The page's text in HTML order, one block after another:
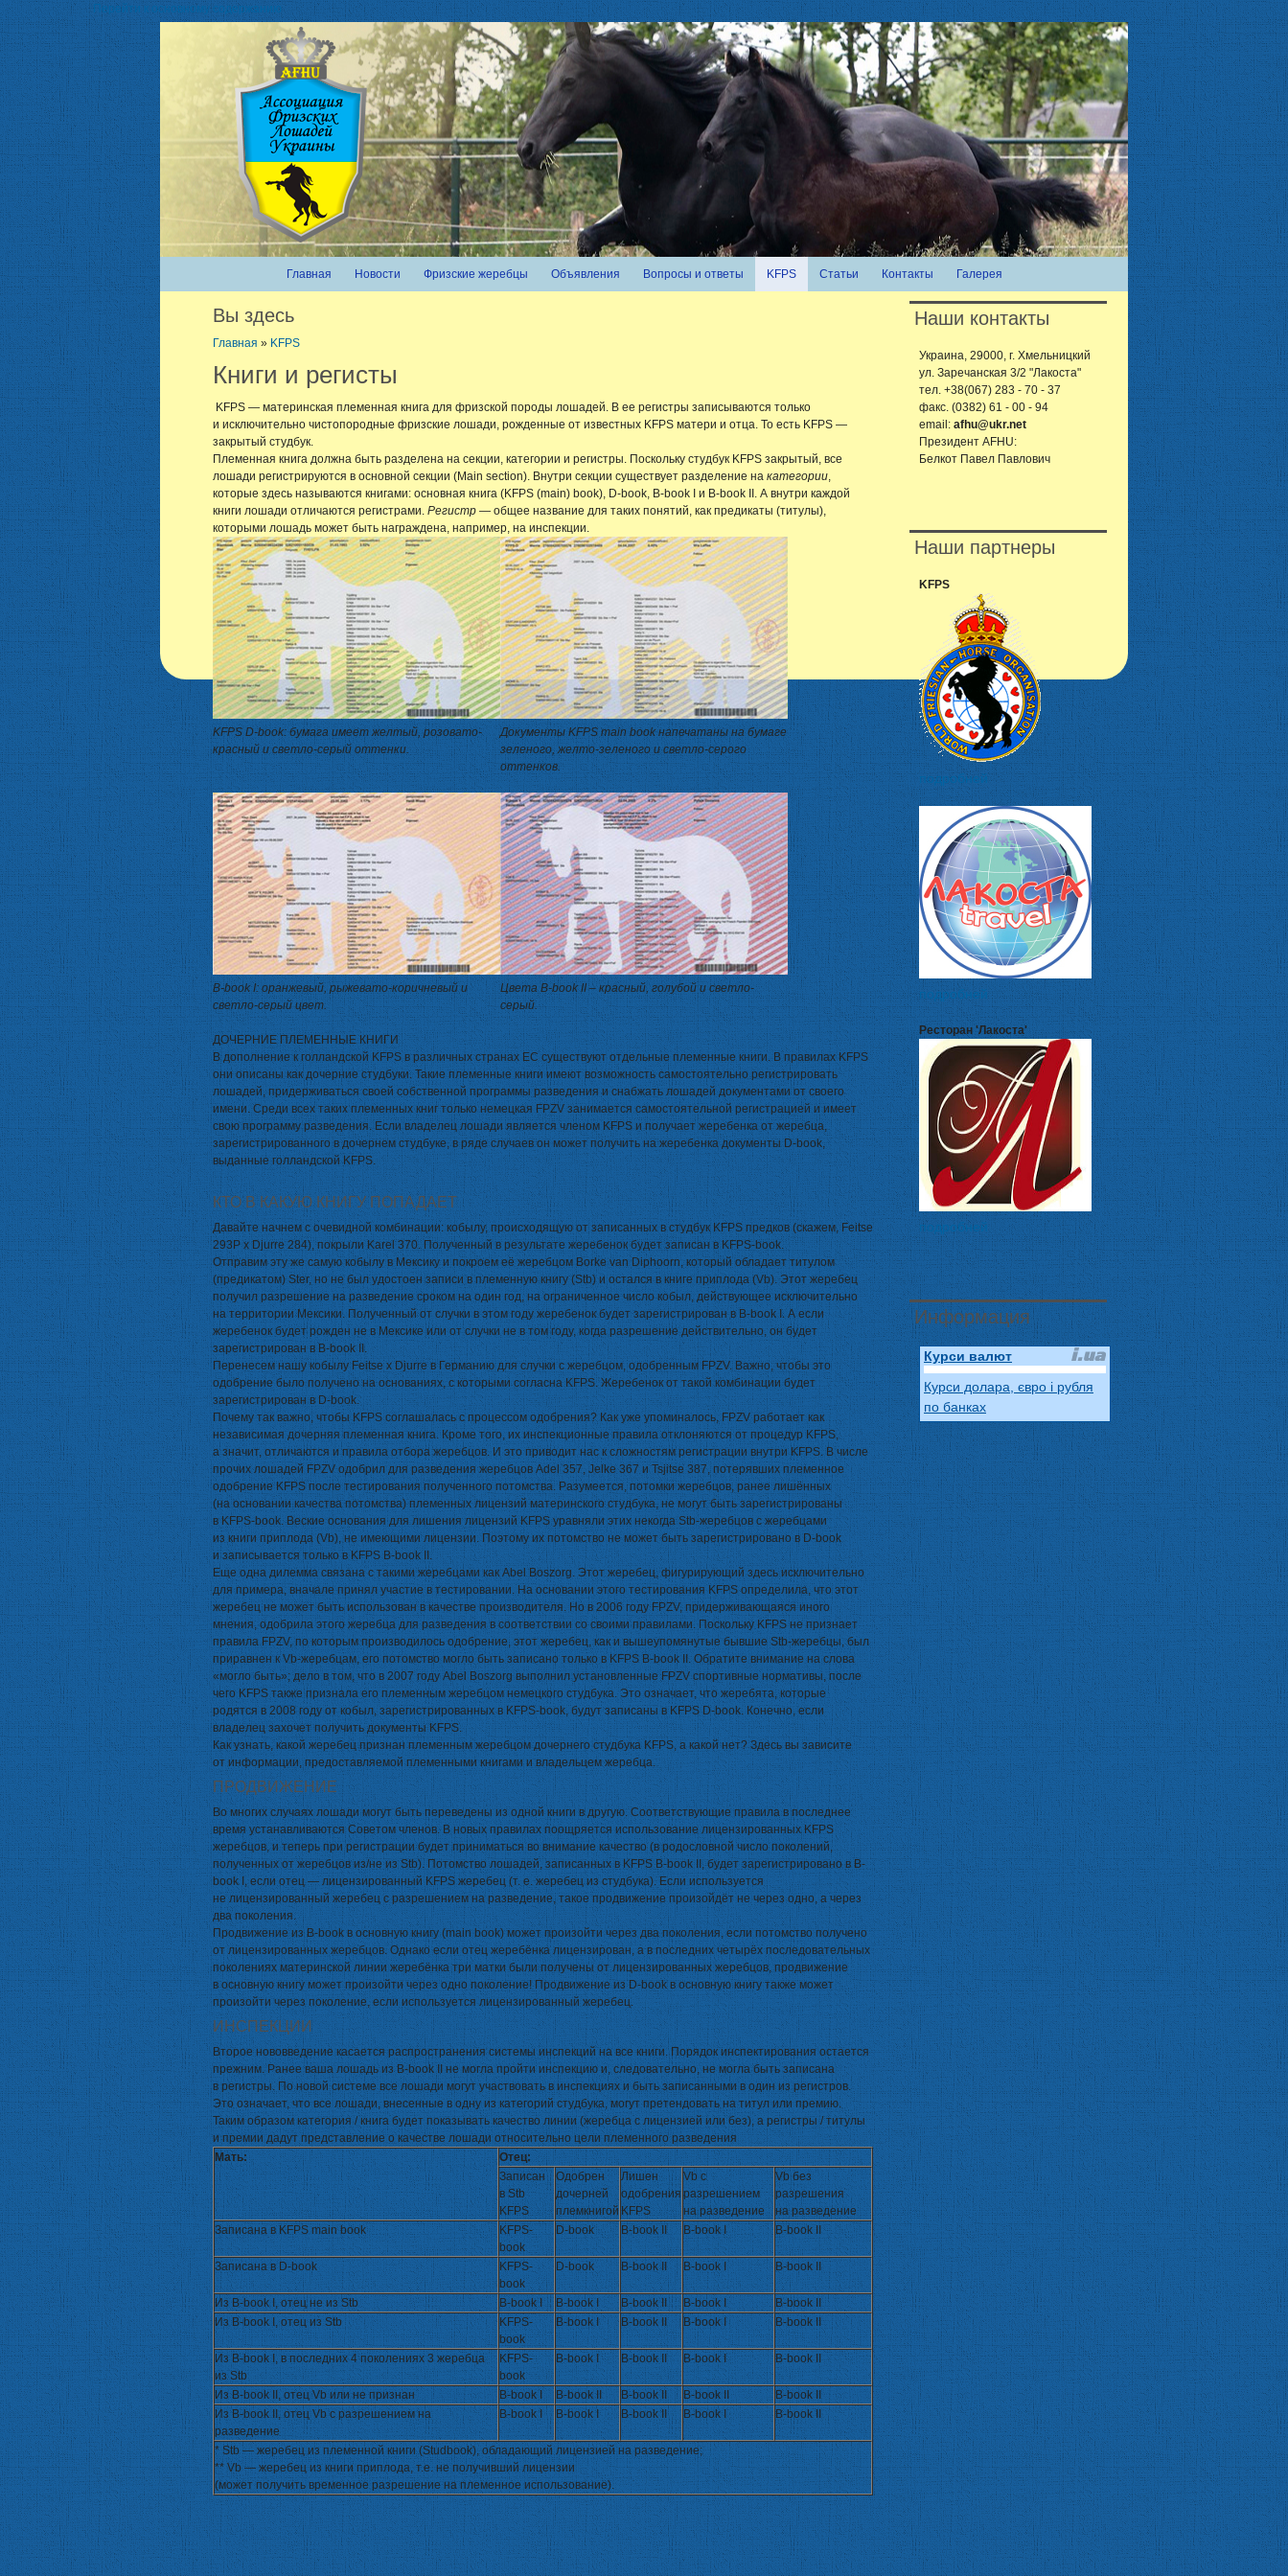
Перейти к основному содержанию
Главная Новости Фризские жеребцы Объявления Вопросы и ответы KFPS Статьи Контакты Галерея
Вы здесь
Главная » KFPS
Книги и регисты
KFPS — материнская племенная книга для фризской породы лошадей. В ее регистры записываются только
и исключительно чистопородные фризские лошади, рожденные от известных KFPS матери и отца. То есть KFPS —
закрытый студбук.
Племенная книга должна быть разделена на секции, категории и регистры. Поскольку студбук KFPS закрытый, все
лошади регистрируются в основной секции (Main section). Внутри секции существует разделение на категории,
которые здесь называются книгами: основная книга (KFPS (main) book), D-book, B-book I и B-book II. А внутри каждой
книги лошади отличаются регистрами. Регистр — общее название для таких понятий, как предикаты (титулы),
которыми лошадь может быть награждена, например, на инспекции.
KFPS D-book: бумага имеет желтый, розовато-
красный и светло-серый оттенки.
Документы KFPS main book напечатаны на бумаге
зеленого, желто-зеленого и светло-серого
оттенков.
B-book I: оранжевый, рыжевато-коричневый и
светло-серый цвет.
Цвета B-book II – красный, голубой и светло-
серый.
ДОЧЕРНИЕ ПЛЕМЕННЫЕ КНИГИ
В дополнение к голландской KFPS в различных странах ЕС существуют отдельные племенные книги. В правилах KFPS
они описаны как дочерние студбуки. Такие племенные книги имеют возможность самостоятельно регистрировать
лошадей, придерживаться своей собственной программы разведения и снабжать лошадей документами от своего
имени. Среди всех таких племенных книг только немецкая FPZV занимается самостоятельной регистрацией и имеет
свою программу разведения. Если владелец лошади является членом KFPS и получает жеребенка от жеребца,
зарегистрированного в дочернем студбуке, в ряде случаев он может получить на жеребенка документы D-book,
выданные голландской KFPS.
КТО В КАКУЮ КНИГУ ПОПАДАЕТ
Давайте начнем с очевидной комбинации: кобылу, происходящую от записанных в студбук KFPS предков (скажем, Feitse
293P x Djurre 284), покрыли Karel 370. Полученный в результате жеребенок будет записан в KFPS-book.
Отправим эту же самую кобылу в Мексику и покроем её жеребцом Borke van Diphoorn, который обладает титулом
(предикатом) Ster, но не был удостоен записи в племенную книгу (Stb) и остался в книге приплода (Vb). Этот жеребец
получил разрешение на разведение сроком на один год, на ограниченное число кобыл, действующее исключительно
на территории Мексики. Полученный от случки в этом году жеребенок будет зарегистрирован в B-book I. А если
жеребенок будет рожден не в Мексике или от случки не в том году, когда разрешение действительно, он будет
зарегистрирован в B-book II.
Перенесем нашу кобылу Feitse x Djurre в Германию для случки с жеребцом, одобренным FPZV. Важно, чтобы это
одобрение было получено на основаниях, с которыми согласна KFPS. Жеребенок от такой комбинации будет
зарегистрирован в D-book.
Почему так важно, чтобы KFPS соглашалась с процессом одобрения? Как уже упоминалось, FPZV работает как
независимая дочерняя племенная книга. Кроме того, их инспекционные правила отклоняются от процедур KFPS,
а значит, отличаются и правила отбора жеребцов. И это приводит нас к сложностям регистрации внутри KFPS. В числе
прочих лошадей FPZV одобрил для разведения жеребцов Adel 357, Jelke 367 и Tsjitse 387, потерявших племенное
одобрение KFPS после тестирования полученного потомства. Разумеется, потомки жеребцов, ранее лишённых
(на основании качества потомства) племенных лицензий материнского студбука, не могут быть зарегистрированы
в KFPS-book. Веские основания для лишения лицензий KFPS уравняли этих некогда Stb-жеребцов с жеребцами
из книги приплода (Vb), не имеющими лицензии. Поэтому их потомство не может быть зарегистрировано в D-book
и записывается только в KFPS B-book II.
Еще одна дилемма связана с такими жеребцами как Abel Boszorg. Этот жеребец, фигурирующий здесь исключительно
для примера, вначале принял участие в тестировании. На основании этого тестирования KFPS определила, что этот
жеребец не может быть использован в качестве производителя. Но в 2006 году FPZV, придерживающаяся иного
мнения, одобрила этого жеребца для разведения в соответствии со своими правилами. Поскольку KFPS не признает
правила FPZV, по которым производилось одобрение, этот жеребец, как и вышеупомянутые бывшие Stb-жеребцы, был
приравнен к Vb-жеребцам, его потомство могло быть записано только в KFPS B-book II. Обратите внимание на слова
«могло быть»; дело в том, что в 2007 году Abel Boszorg выполнил установленные FPZV спортивные нормативы, после
чего KFPS также признала его племенным жеребцом немецкого студбука. Это означает, что жеребята, которые
родятся в 2008 году от кобыл, зарегистрированных в KFPS-book, будут записаны в KFPS D-book. Конечно, если
владелец захочет получить документы KFPS.
Как узнать, какой жеребец признан племенным жеребцом дочернего студбука KFPS, а какой нет? Здесь вы зависите
от информации, предоставляемой племенными книгами и владельцем жеребца.
ПРОДВИЖЕНИЕ
Во многих случаях лошади могут быть переведены из одной книги в другую. Соответствующие правила в последнее
время устанавливаются Советом членов. В новых правилах поощряется использование лицензированных KFPS
жеребцов, и теперь при регистрации будет приниматься во внимание качество (в родословной число поколений,
полученных от жеребцов из/не из Stb). Потомство лошадей, записанных в KFPS B-book II, будет зарегистрировано в B-
book I, если отец — лицензированный KFPS жеребец (т. е. жеребец из студбука). Если используется
не лицензированный жеребец с разрешением на разведение, такое продвижение произойдёт не через одно, а через
два поколения.
Продвижение из B-book в основную книгу (main book) может произойти через два поколения, если потомство получено
от лицензированных жеребцов. Однако если отец жеребёнка лицензирован, а в последних четырёх последовательных
поколениях материнской линии жеребёнка три матки были получены от лицензированных жеребцов, продвижение
в основную книгу может произойти через одно поколение! Продвижение из D-book в основную книгу также может
произойти через поколение, если используется лицензированный жеребец.
ИНСПЕКЦИИ
Второе нововведение касается распространения системы инспекций на все книги. Порядок инспектирования остается
прежним. Ранее ваша лошадь из B-book II не могла пройти инспекцию и, следовательно, не могла быть записана
в регистры. По новой системе все лошади могут участвовать в инспекциях и быть записанными в один из регистров.
Это означает, что все лошади, внесенные в одну из категорий студбука, могут претендовать на титул или премию.
Таким образом категория / книга будет показывать качество линии (жеребца с лицензией или без), а регистры / титулы
и премии дадут представление о качестве лошади относительно цели племенного разведения
Мать:
Отец:
Записан
в Stb
KFPS
Одобрен
дочерней
племкнигой
Лишен
одобрения
KFPS
Vb с
разрешением
на разведение
Vb без
разрешения
на разведение
Записана в KFPS main book
KFPS-
book
D-book B-book II B-book I B-book II
Записана в D-book
KFPS-
book
D-book B-book II B-book I B-book II
Из B-book I, отец не из Stb B-book I B-book I B-book II B-book I
B-book II
Из B-book I, отец из Stb
KFPS-
book
B-book I B-book II B-book I B-book II
Из B-book I, в последних 4 поколениях 3 жеребца
из Stb
KFPS-
book
B-book I B-book II B-book I B-book II
Из B-book II, отец Vb или не признан B-book I B-book II B-book II B-book II
B-book II
Из B-book II, отец Vb с разрешением на
разведение
B-book I B-book I B-book II B-book I B-book II
* Stb — жеребец из племенной книги (Studbook), обладающий лицензией на разведение;
** Vb — жеребец из книги приплода, т.е. не получивший лицензии
(может получить временное разрешение на племенное использование).
Наши контакты
Украина, 29000, г. Хмельницкий
ул. Заречанская 3/2 "Лакоста"
тел. +38(067) 283 - 70 - 37
факс. (0382) 61 - 00 - 94
email: afhu@ukr.net
Президент AFHU:
Белкот Павел Павлович
Наши партнеры
KFPS
подробней
подробней
Ресторан 'Лакоста'
подробней
Информация
Курси валют
Курси долара, євро і рубля
по банках